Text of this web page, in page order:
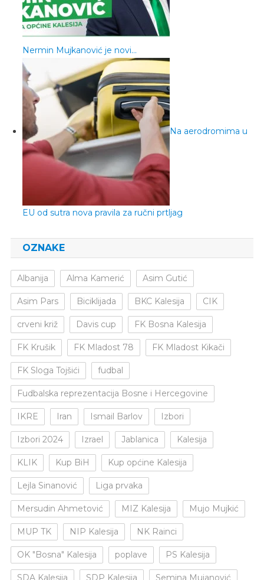
Nermin Mujkanović je novi…
Na aerodromima u
EU od sutra nova pravila za ručni prtljag
OZNAKE
Albanija Alma Kamerić Asim Gutić
Asim Pars Biciklijada BKC Kalesija CIK
crveni križ Davis cup FK Bosna Kalesija
FK Krušik FK Mladost 78 FK Mladost Kikači
FK Sloga Tojšići fudbal
Fudbalska reprezentacija Bosne i Hercegovine
IKRE Iran Ismail Barlov Izbori
Izbori 2024 Izrael Jablanica Kalesija
KLIK Kup BiH Kup općine Kalesija
Lejla Sinanović Liga prvaka
Mersudin Ahmetović MIZ Kalesija Mujo Mujkić
MUP TK NIP Kalesija NK Rainci
OK "Bosna" Kalesija poplave PS Kalesija
SDA Kalesija SDP Kalesija Semina Mujanović